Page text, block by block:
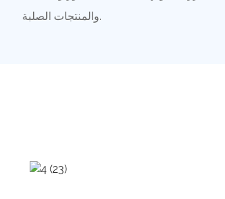
والمنتجات الصلبة.